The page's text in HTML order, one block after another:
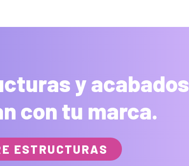
y acabados
con tu marca.
ESTRUCTURAS